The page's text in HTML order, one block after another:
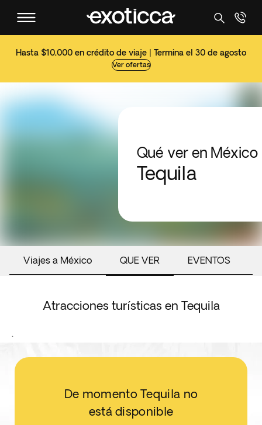
Hasta $10,000 en crédito de viaje | Termina el 30 de agosto
Ver ofertas
Qué ver en México
Tequila
Viajes a México QUE VER EVENTOS
Atracciones turísticas en Tequila
.
De momento Tequila no
está disponible